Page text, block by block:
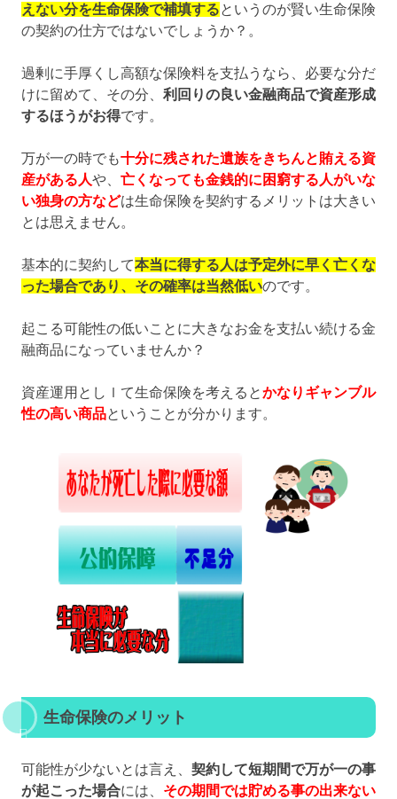
えない分を生命保険で補填するというのが賢い生命保険
の契約の仕方ではないでしょうか？。
過剰に手厚くし高額な保険料を支払うなら、必要な分だ
けに留めて、その分、 利回りの良い金融商品で資産形成
するほうがお得です。
万が一の時でも十分に残された遺族をきちんと賄える資
産がある人や、 亡くなっても金銭的に困窮する人がいな
い独身の方などは生命保険を契約するメリットは大きい
とは思えません。
基本的に契約して本当に得する人は予定外に早く亡くな
った場合であり、その確率は当然低いのです。
起こる可能性の低いことに大きなお金を支払い続ける金
融商品になっていませんか？
資産運用としｌて生命保険を考えるとかなりギャンブル
性の高い商品ということが分かります。
生命保険のメリット
可能性が少ないとは言え、 契約して短期間で万が一の事
が起こった場合には、 その期間では貯める事の出来ない